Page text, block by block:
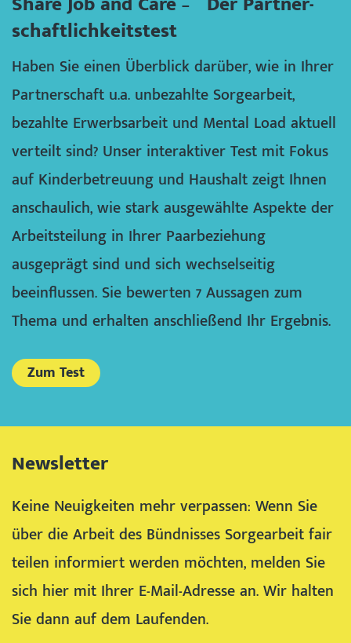
schaftlich­keitstest
Haben Sie einen Überblick darüber, wie in Ihrer
Partnerschaft u.a. unbezahlte Sorgearbeit,
bezahlte Erwerbsarbeit und Mental Load aktuell
verteilt sind? Unser interaktiver Test mit Fokus
auf Kinderbetreuung und Haushalt zeigt Ihnen
anschaulich, wie stark ausgewählte Aspekte der
Arbeitsteilung in Ihrer Paarbeziehung
ausgeprägt sind und sich wechselseitig
beeinflussen. Sie bewerten 7 Aussagen zum
Thema und erhalten anschließend Ihr Ergebnis.
Zum Test
Newsletter
Keine Neuigkeiten mehr verpassen: Wenn Sie
über die Arbeit des Bündnisses Sorgearbeit fair
teilen informiert werden möchten, melden Sie
sich hier mit Ihrer E-Mail-Adresse an. Wir halten
Sie dann auf dem Laufenden.